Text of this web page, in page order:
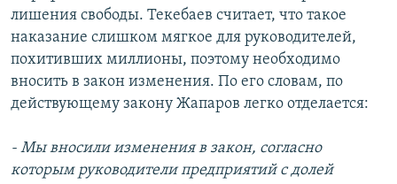
лишения свободы. Текебаев считает, что такое
наказание слишком мягкое для руководителей,
похитивших миллионы, поэтому необходимо
вносить в закон изменения. По его словам, по
действующему закону Жапаров легко отделается:
- Мы вносили изменения в закон, согласно
которым руководители предприятий с долей